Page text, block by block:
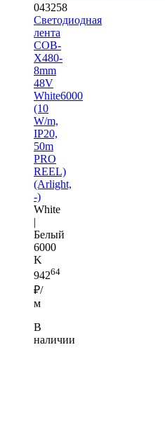
043258
Светодиодная
лента
COB-
X480-
8mm
48V
White6000
(10
W/m,
IP20,
50m
PRO
REEL)
(Arlight,
-)
White
|
Белый
6000
K
94264
₽/
м
В
наличии